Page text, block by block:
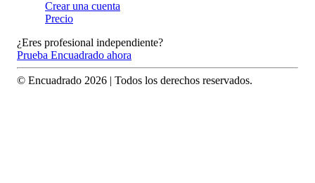
Crear una cuenta
Precio
¿Eres profesional independiente?
Prueba Encuadrado ahora
© Encuadrado 2026 | Todos los derechos reservados.